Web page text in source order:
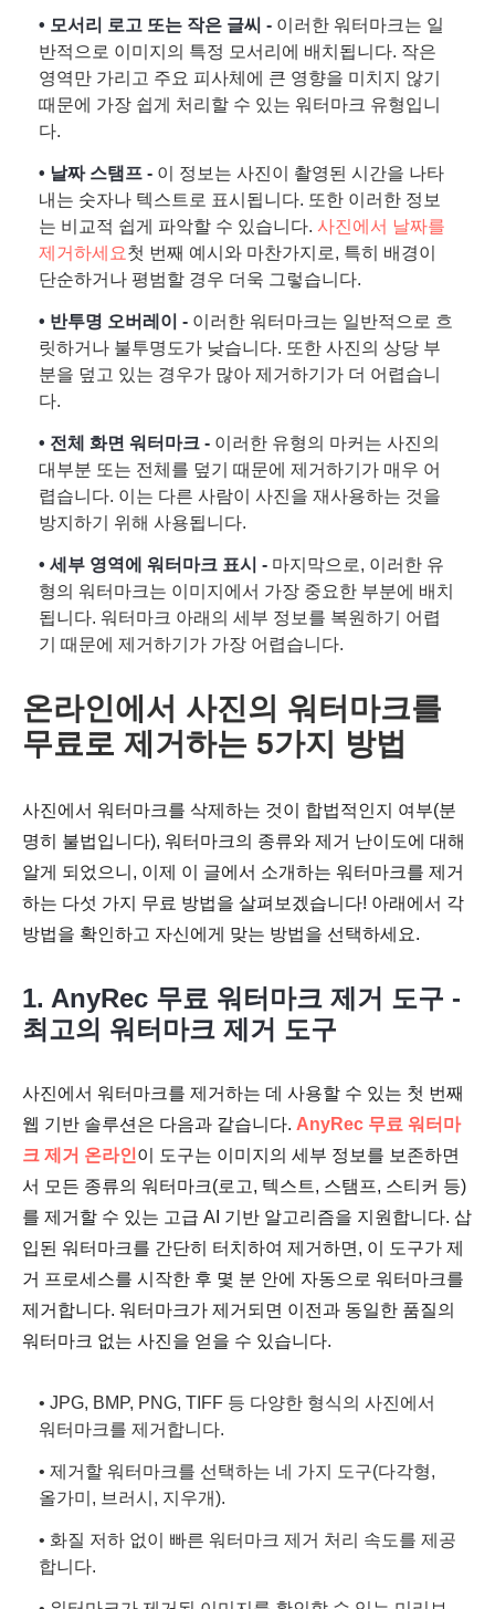
• 모서리 로고 또는 작은 글씨 - 이러한 워터마크는 일
반적으로 이미지의 특정 모서리에 배치됩니다. 작은
영역만 가리고 주요 피사체에 큰 영향을 미치지 않기
때문에 가장 쉽게 처리할 수 있는 워터마크 유형입니
다.
• 날짜 스탬프 - 이 정보는 사진이 촬영된 시간을 나타
내는 숫자나 텍스트로 표시됩니다. 또한 이러한 정보
는 비교적 쉽게 파악할 수 있습니다. 사진에서 날짜를
제거하세요첫 번째 예시와 마찬가지로, 특히 배경이
단순하거나 평범할 경우 더욱 그렇습니다.
• 반투명 오버레이 - 이러한 워터마크는 일반적으로 흐
릿하거나 불투명도가 낮습니다. 또한 사진의 상당 부
분을 덮고 있는 경우가 많아 제거하기가 더 어렵습니
다.
• 전체 화면 워터마크 - 이러한 유형의 마커는 사진의
대부분 또는 전체를 덮기 때문에 제거하기가 매우 어
렵습니다. 이는 다른 사람이 사진을 재사용하는 것을
방지하기 위해 사용됩니다.
• 세부 영역에 워터마크 표시 - 마지막으로, 이러한 유
형의 워터마크는 이미지에서 가장 중요한 부분에 배치
됩니다. 워터마크 아래의 세부 정보를 복원하기 어렵
기 때문에 제거하기가 가장 어렵습니다.
온라인에서 사진의 워터마크를
무료로 제거하는 5가지 방법
사진에서 워터마크를 삭제하는 것이 합법적인지 여부(분
명히 불법입니다), 워터마크의 종류와 제거 난이도에 대해
알게 되었으니, 이제 이 글에서 소개하는 워터마크를 제거
하는 다섯 가지 무료 방법을 살펴보겠습니다! 아래에서 각
방법을 확인하고 자신에게 맞는 방법을 선택하세요.
1. AnyRec 무료 워터마크 제거 도구 -
최고의 워터마크 제거 도구
사진에서 워터마크를 제거하는 데 사용할 수 있는 첫 번째
웹 기반 솔루션은 다음과 같습니다. AnyRec 무료 워터마
크 제거 온라인이 도구는 이미지의 세부 정보를 보존하면
서 모든 종류의 워터마크(로고, 텍스트, 스탬프, 스티커 등)
를 제거할 수 있는 고급 AI 기반 알고리즘을 지원합니다. 삽
입된 워터마크를 간단히 터치하여 제거하면, 이 도구가 제
거 프로세스를 시작한 후 몇 분 안에 자동으로 워터마크를
제거합니다. 워터마크가 제거되면 이전과 동일한 품질의
워터마크 없는 사진을 얻을 수 있습니다.
• JPG, BMP, PNG, TIFF 등 다양한 형식의 사진에서
워터마크를 제거합니다.
• 제거할 워터마크를 선택하는 네 가지 도구(다각형,
올가미, 브러시, 지우개).
• 화질 저하 없이 빠른 워터마크 제거 처리 속도를 제공
합니다.